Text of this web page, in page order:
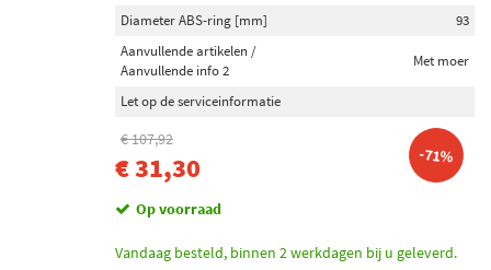
Inbouwplaats
Wielzijde (19)
Vooras links (12)
Vooras rechts (11)
Vooras (5)
Diameter ABS-ring [mm]
93
Aanvullende artikelen /
Aanvullende info 2
Met moer
Let op de serviceinformatie
€ 107,92
€ 31,30 -71%
Op voorraad
Vandaag besteld, binnen 2 werkdagen bij u geleverd.